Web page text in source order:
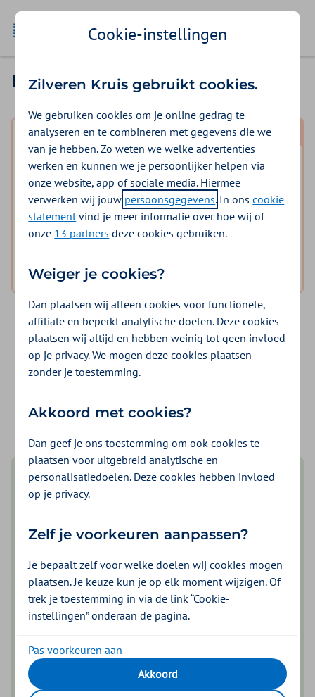
Ga naar de homepage
Inloggen in Mijn Zilveren Kruis
Mijn polis
Inloggen voor mijzelf en eventuele meeverzekerde
logo digid
Inloggen Mijn Zilveren Kruis
Inloggen voor iemand anders
Je hebt hiervoor eenDigiD machtiging nodig. Je
vraagt deze aan bijDigiD
logo digid
Inloggen met DigiD machtiging
Fijner inloggen met de DigiD app
De makkelijkste manier om veilig in te loggen
Inloggen met een pincode die je zelf kiest
Download voor iOS
Cookie-instellingen
Zilveren Kruis gebruikt cookies.
We gebruiken cookies om je online gedrag te
analyseren en te combineren met gegevens die we
van je hebben. Zo weten we welke advertenties
werken en kunnen we je persoonlijker helpen via
onze website, app of sociale media. Hiermee
verwerken wij jouw persoonsgegevens. In onscookie
statementvind je meer informatie over hoe wij of
onze 13 partners deze cookies gebruiken.
Weiger je cookies?
Dan plaatsen wij alleen cookies voor functionele,
affiliate en beperkt analytische doelen. Deze cookies
plaatsen wij altijd en hebben weinig tot geen invloed
op je privacy. We mogen deze cookies plaatsen
zonder je toestemming.
Akkoord met cookies?
Dan geef je ons toestemming om ook cookies te
plaatsen voor uitgebreid analytische en
personalisatiedoelen. Deze cookies hebben invloed
op je privacy.
Zelf je voorkeuren aanpassen?
Je bepaalt zelf voor welke doelen wij cookies mogen
plaatsen. Je keuze kun je op elk moment wijzigen. Of
trek je toestemming in via de link “Cookie-
instellingen” onderaan de pagina.
Pas voorkeuren aan
Akkoord